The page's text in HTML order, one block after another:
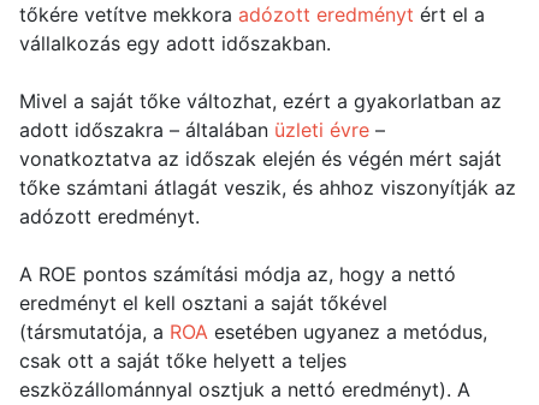
tőkére vetítve mekkora adózott eredményt ért el a
vállalkozás egy adott időszakban.
Mivel a saját tőke változhat, ezért a gyakorlatban az
adott időszakra – általában üzleti évre –
vonatkoztatva az időszak elején és végén mért saját
tőke számtani átlagát veszik, és ahhoz viszonyítják az
adózott eredményt.
A ROE pontos számítási módja az, hogy a nettó
eredményt el kell osztani a saját tőkével
(társmutatója, a ROA esetében ugyanez a metódus,
csak ott a saját tőke helyett a teljes
eszközállománnyal osztjuk a nettó eredményt). A